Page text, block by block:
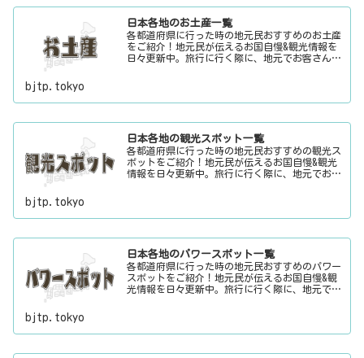
日本各地のお土産一覧
各都道府県に行った時の地元民おすすめのお土産
をご紹介！地元民が伝えるお国自慢&観光情報を
日々更新中。旅行に行く際に、地元でお客さんを
bjtp.tokyo
日本各地の観光スポット一覧
各都道府県に行った時の地元民おすすめの観光ス
ポットをご紹介！地元民が伝えるお国自慢&観光
情報を日々更新中。旅行に行く際に、地元でお客
bjtp.tokyo
日本各地のパワースポット一覧
各都道府県に行った時の地元民おすすめのパワー
スポットをご紹介！地元民が伝えるお国自慢&観
光情報を日々更新中。旅行に行く際に、地元でお
bjtp.tokyo